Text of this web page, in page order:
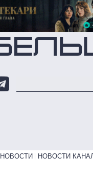
содержанию
НОВОСТИ НОВОСТИ